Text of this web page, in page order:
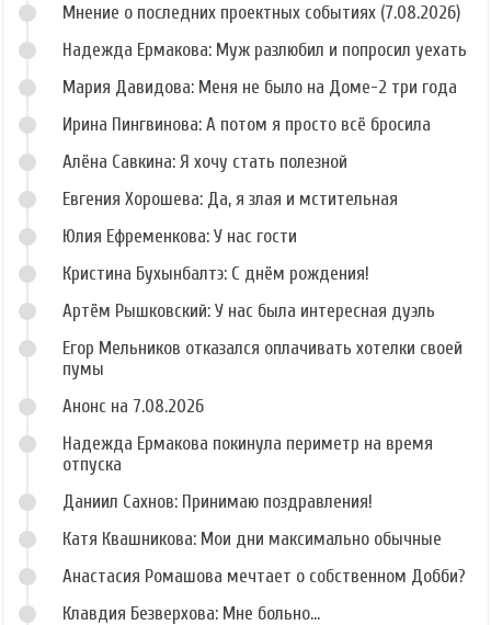
Мнение о последних проектных событиях (7.08.2026)
Надежда Ермакова: Муж разлюбил и попросил уехать
Мария Давидова: Меня не было на Доме-2 три года
Ирина Пингвинова: А потом я просто всё бросила
Алёна Савкина: Я хочу стать полезной
Евгения Хорошева: Да, я злая и мстительная
Юлия Ефременкова: У нас гости
Кристина Бухынбалтэ: С днём рождения!
Артём Рышковский: У нас была интересная дуэль
Егор Мельников отказался оплачивать хотелки своей
пумы
Анонс на 7.08.2026
Надежда Ермакова покинула периметр на время
отпуска
Даниил Сахнов: Принимаю поздравления!
Катя Квашникова: Мои дни максимально обычные
Анастасия Ромашова мечтает о собственном Добби?
Клавдия Безверхова: Мне больно...